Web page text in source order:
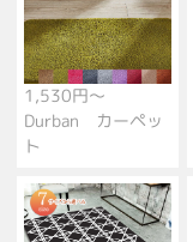
1,530円～
Durban カーペッ
ト